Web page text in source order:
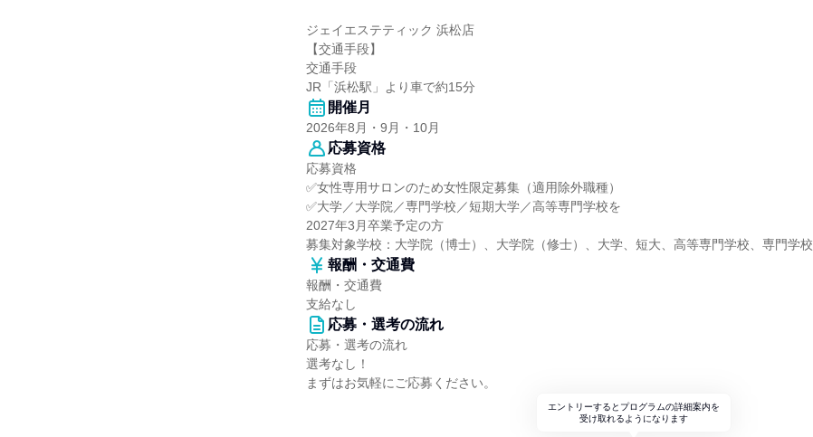
ジェイエステティック 浜松店
【交通手段】
交通手段
JR「浜松駅」より車で約15分
開催月
2026年8月・9月・10月
応募資格
応募資格
✅女性専用サロンのため女性限定募集（適用除外職種）
✅大学／大学院／専門学校／短期大学／高等専門学校を
2027年3月卒業予定の方
募集対象学校：大学院（博士）、大学院（修士）、大学、短大、高等専門学校、専門学校
報酬・交通費
報酬・交通費
支給なし
応募・選考の流れ
応募・選考の流れ
選考なし！
まずはお気軽にご応募ください。
エントリーするとプログラムの詳細案内を
受け取れるようになります